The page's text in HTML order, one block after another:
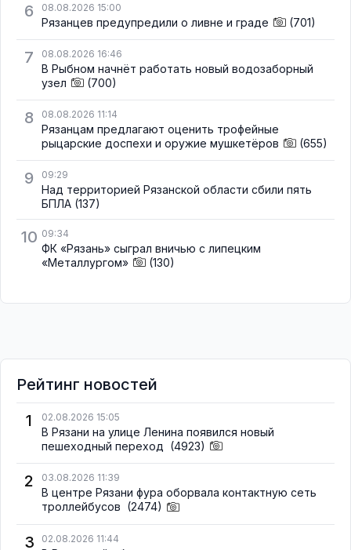
6 08.08.2026 15:00
Рязанцев предупредили о ливне и граде (701)
7 08.08.2026 16:46
В Рыбном начнёт работать новый водозаборный
узел
(700)
8 08.08.2026 11:14
Рязанцам предлагают оценить трофейные
рыцарские доспехи и оружие мушкетёров
(655)
9 09:29
Над территорией Рязанской области сбили пять
БПЛА (137)
10 09:34
ФК «Рязань» сыграл вничью с липецким
«Металлургом»
(130)
Рейтинг новостей
1
02.08.2026 15:05
В Рязани на улице Ленина появился новый
пешеходный переход (4923)
2 03.08.2026 11:39
В центре Рязани фура оборвала контактную сеть
троллейбусов (2474)
3 02.08.2026 11:44